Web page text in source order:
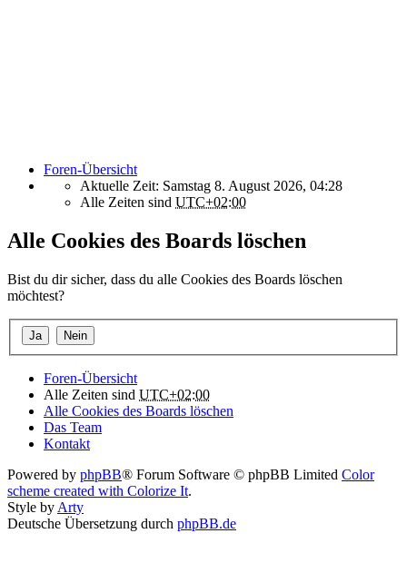
Foren-Übersicht
Aktuelle Zeit: Samstag 8. August 2026, 04:28
Alle Zeiten sind UTC+02:00
Alle Cookies des Boards löschen
Bist du dir sicher, dass du alle Cookies des Boards löschen
möchtest?
Foren-Übersicht
Alle Zeiten sind UTC+02:00
Alle Cookies des Boards löschen
Das Team
Kontakt
Powered by phpBB® Forum Software © phpBB Limited Color
scheme created with Colorize It.
Style by Arty
Deutsche Übersetzung durch phpBB.de